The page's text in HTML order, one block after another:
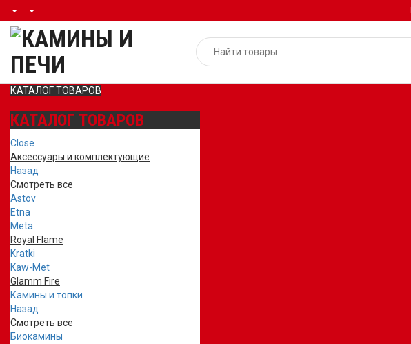
КАТАЛОГ ТОВАРОВ
КАТАЛОГ ТОВАРОВ
Close
Аксессуары и комплектующие
Назад
Смотреть все
Astov
Etna
Meta
Royal Flame
Kratki
Kaw-Met
Glamm Fire
Камины и топки
Назад
Смотреть все
Биокамины